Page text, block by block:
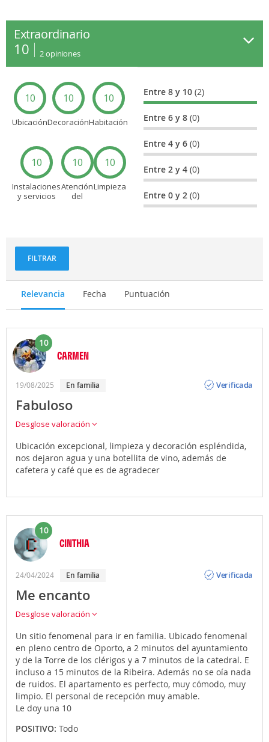
Extraordinario
10 2 opiniones
10
Ubicación
10
Decoración
10
Habitación
10
Instalaciones
y servicios
10
Atención
del
10
Limpieza
Entre 8 y 10(2)
Entre 6 y 8(0)
Entre 4 y 6(0)
Entre 2 y 4(0)
Entre 0 y 2(0)
FILTRAR
Relevancia Fecha Puntuación
10
CARMEN
19/08/2025 En familia
Verificada
Fabuloso
Desglose valoración
Ubicación excepcional, limpieza y decoración espléndida,
nos dejaron agua y una botellita de vino, además de
cafetera y café que es de agradecer
10
CINTHIA
24/04/2024 En familia
Verificada
Me encanto
Desglose valoración
Un sitio fenomenal para ir en familia. Ubicado fenomenal
en pleno centro de Oporto, a 2 minutos del ayuntamiento
y de la Torre de los clérigos y a 7 minutos de la catedral. E
incluso a 15 minutos de la Ribeira. Además no se oía nada
de ruidos. El apartamento es perfecto, muy cómodo, muy
limpio. El personal de recepción muy amable.
Le doy una 10
POSITIVO: Todo